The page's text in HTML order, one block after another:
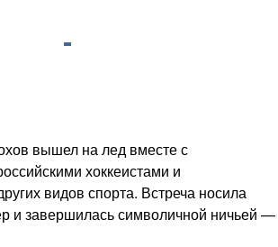
вышел на лед вместе с
хоккеистами и
видов спорта. Встреча носила
и завершилась символичной ничьей —